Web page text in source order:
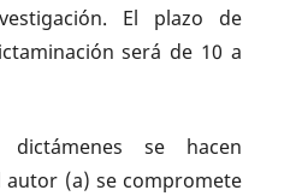
El plazo de
será de 10 a
se hacen
autor (a) se compromete